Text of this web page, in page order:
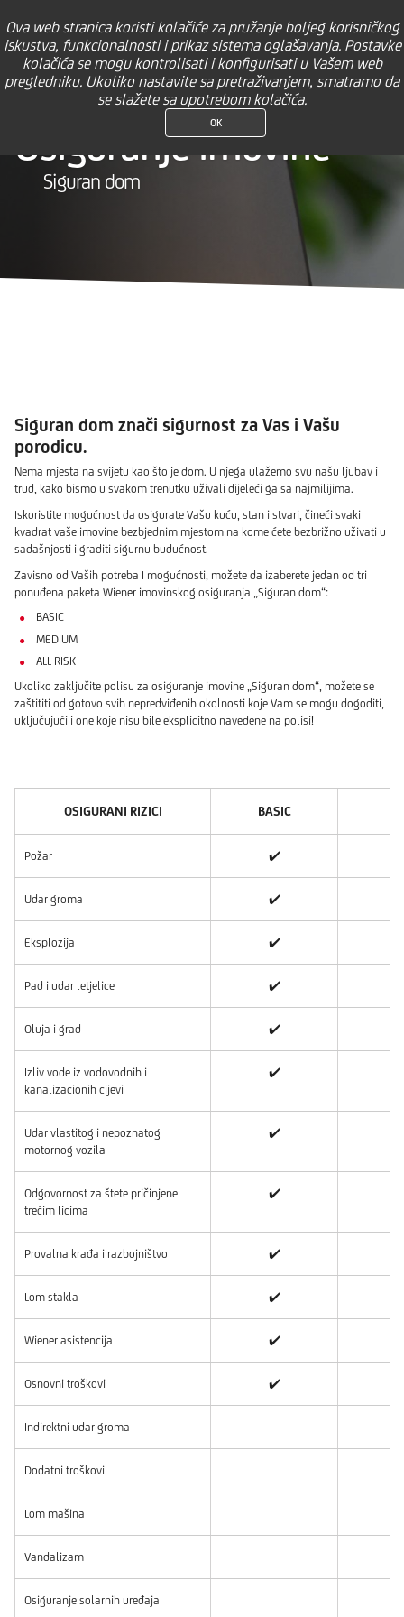
×
UniCredit Bank Banja Luka
BESPLATNO Preuzmi na Google Play
POGLEDAJ
Ova web stranica koristi kolačiće za pružanje boljeg korisničkog
iskustva, funkcionalnosti i prikaz sistema oglašavanja. Postavke
kolačića se mogu kontrolisati i konfigurisati u Vašem web
pregledniku. Ukoliko nastavite sa pretraživanjem, smatramo da
se slažete sa upotrebom kolačića.
OK
OSIGURANJE
IMOVINE
Osiguranje imovine
Siguran dom
Siguran dom znači sigurnost za Vas i Vašu
porodicu.
Nema mjesta na svijetu kao što je dom. U njega ulažemo svu našu ljubav i
trud, kako bismo u svakom trenutku uživali dijeleći ga sa najmilijima.
Iskoristite mogućnost da osigurate Vašu kuću, stan i stvari, čineći svaki
kvadrat vaše imovine bezbjednim mjestom na kome ćete bezbrižno uživati u
sadašnjosti i graditi sigurnu budućnost.
Zavisno od Vaših potreba I mogućnosti, možete da izaberete jedan od tri
ponuđena paketa Wiener imovinskog osiguranja „Siguran dom“:
BASIC
MEDIUM
ALL RISK
Ukoliko zaključite polisu za osiguranje imovine „Siguran dom“, možete se
zaštititi od gotovo svih nepredviđenih okolnosti koje Vam se mogu dogoditi,
uključujući i one koje nisu bile eksplicitno navedene na polisi!
OSIGURANI RIZICI BASIC
Požar ✔️
Udar groma ✔️
Eksplozija ✔️
Pad i udar letjelice ✔️
Oluja i grad ✔️
Izliv vode iz vodovodnih i
kanalizacionih cijevi
✔️
Udar vlastitog i nepoznatog
motornog vozila
✔️
Odgovornost za štete pričinjene
trećim licima
✔️
Provalna krađa i razbojništvo ✔️
Lom stakla ✔️
Wiener asistencija ✔️
Osnovni troškovi ✔️
Indirektni udar groma
Dodatni troškovi
Lom mašina
Vandalizam
Osiguranje solarnih uređaja